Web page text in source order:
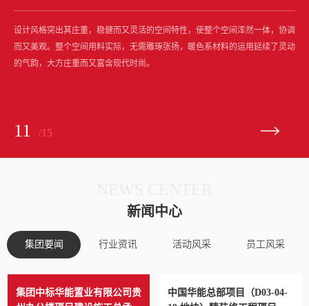
设计风格突出其庄重，稳健而又灵活的空间特性，使整个空间浑然一体，协调
而又美观。整个空间用料实际，无需雕琢张扬，暖色系材料的运用延续了灵动
的气韵，大方庄重而又富含现代时尚。
11 /15
新闻中心
集团要闻 行业资讯 活动风采 员工风采
集团中标华能置业有限公司贵
中国华能总部项目（D03-04-